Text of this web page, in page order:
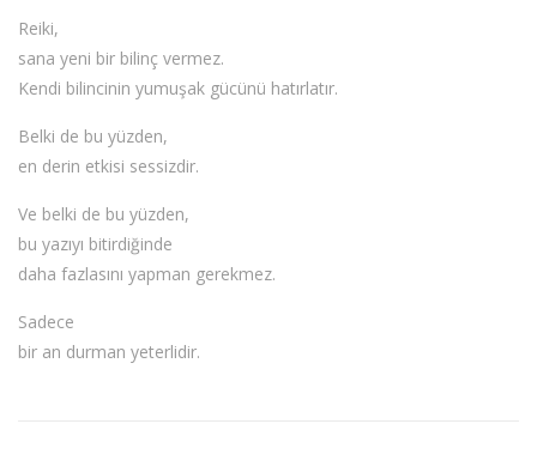
Reiki,
sana yeni bir bilinç vermez.
Kendi bilincinin yumuşak gücünü hatırlatır.
Belki de bu yüzden,
en derin etkisi sessizdir.
Ve belki de bu yüzden,
bu yazıyı bitirdiğinde
daha fazlasını yapman gerekmez.
Sadece
bir an durman yeterlidir.